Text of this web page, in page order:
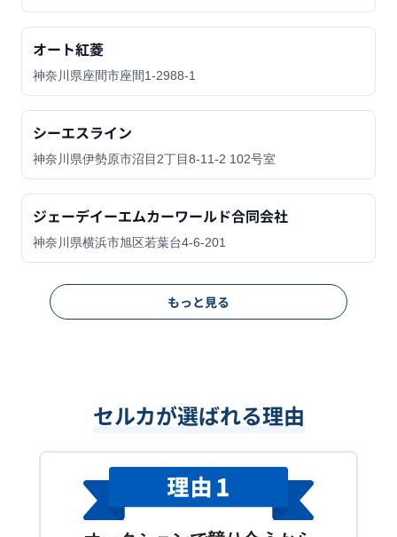
オート紅菱
神奈川県座間市座間1-2988-1
シーエスライン
神奈川県伊勢原市沼目2丁目8-11-2 102号室
ジェーデイーエムカーワールド合同会社
神奈川県横浜市旭区若葉台4-6-201
もっと見る
セルカが選ばれる理由